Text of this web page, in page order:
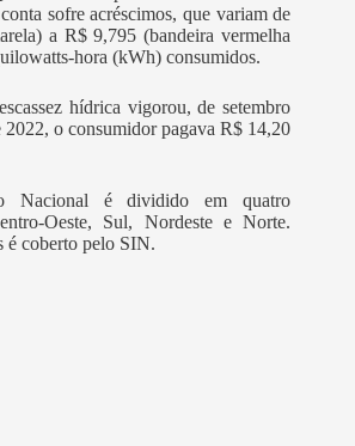
sofre acréscimos, que variam de
a R$ 9,795 (bandeira vermelha
hora (kWh) consumidos.
hídrica vigorou, de setembro
o consumidor pagava R$ 14,20
Nacional é dividido em quatro
Oeste, Sul, Nordeste e Norte.
é coberto pelo SIN.